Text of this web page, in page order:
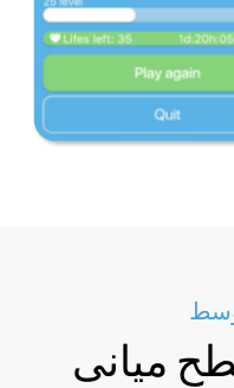
میانی